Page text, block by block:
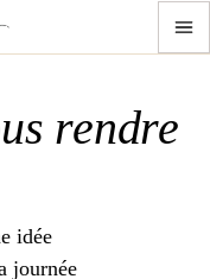
rendre
idée
journée